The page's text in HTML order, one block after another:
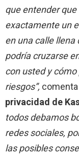
que entender
exactamente un
en una calle llena
podría cruzarse
con usted y
riesgos”, comenta
privacidad de
todos debamos
redes sociales,
las posibles